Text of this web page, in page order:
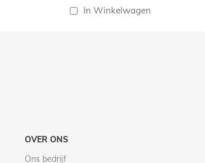
In Winkelwagen
OVER ONS
Ons bedrijf